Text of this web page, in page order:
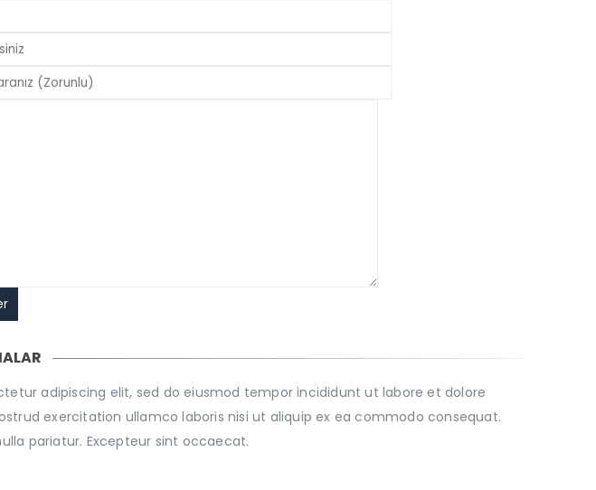
adipiscing elit, sed do eiusmod tempor incididunt ut labore et dolore
exercitation ullamco laboris nisi ut aliquip ex ea commodo consequat.
pariatur. Excepteur sint occaecat.